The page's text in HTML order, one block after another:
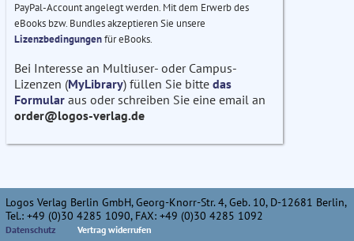
PayPal-Account angelegt werden. Mit dem Erwerb des
eBooks bzw. Bundles akzeptieren Sie unsere
Lizenzbedingungenfür eBooks.
Bei Interesse an Multiuser- oder Campus-
Lizenzen (MyLibrary) füllen Sie bitte das
Formular aus oder schreiben Sie eine email an
order@logos-verlag.de
Logos Verlag Berlin GmbH, Georg-Knorr-Str. 4, Geb. 10, D-12681 Berlin,
Tel.: +49 (0)30 4285 1090, FAX: +49 (0)30 4285 1092
Datenschutz Vertrag widerrufen